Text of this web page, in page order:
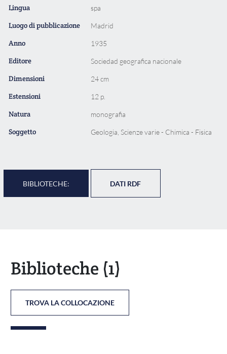
Lingua spa
Luogo di pubblicazione Madrid
Anno 1935
Editore Sociedad geografica nacionale
Dimensioni 24 cm
Estensioni 12 p.
Natura monografia
Soggetto Geologia, Scienze varie - Chimica - Fisica
BIBLIOTECHE: DATI RDF
Biblioteche (1)
TROVA LA COLLOCAZIONE